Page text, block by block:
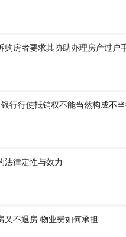
购房者要求其协助办理房产过户
银行行使抵销权不能当然构成不
法律定性与效力
又不退房 物业费如何承担